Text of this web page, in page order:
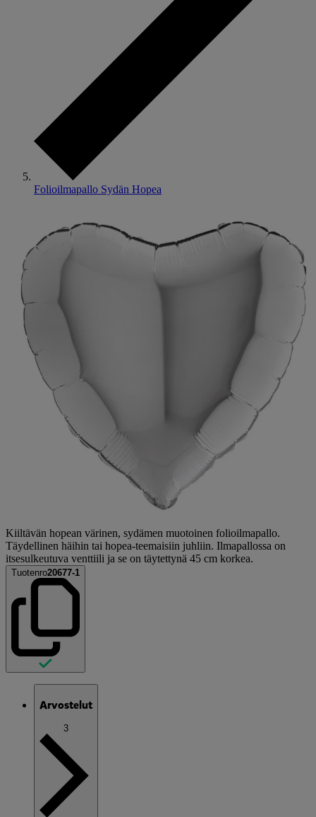
Folioilmapallo Sydän Hopea
Kiiltävän hopean värinen, sydämen muotoinen folioilmapallo.
Täydellinen häihin tai hopea-teemaisiin juhliin. Ilmapallossa on
itsesulkeutuva venttiili ja se on täytettynä 45 cm korkea.
Tuotenro20677-1
Arvostelut
3